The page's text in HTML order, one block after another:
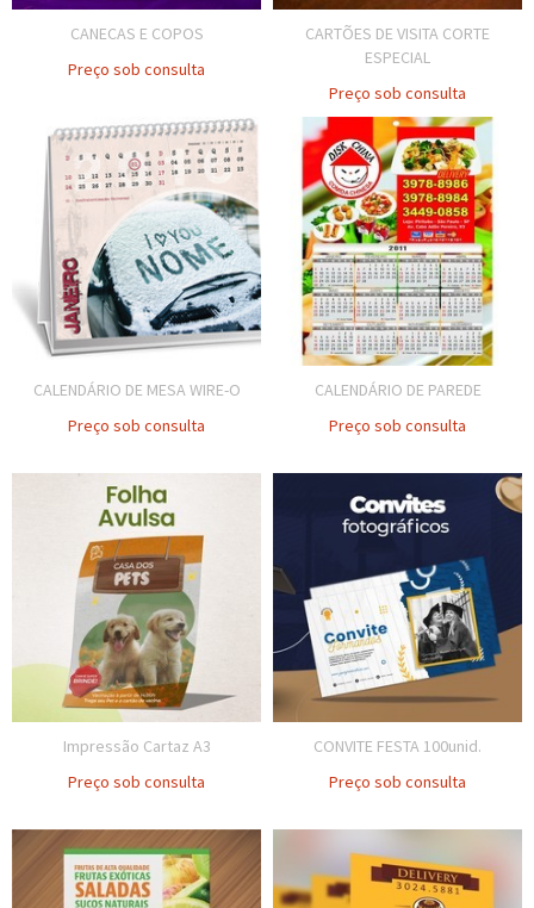
CANECAS E COPOS
Preço sob consulta
CARTÕES DE VISITA CORTE
ESPECIAL
Preço sob consulta
CALENDÁRIO DE MESA WIRE-O
Preço sob consulta
CALENDÁRIO DE PAREDE
Preço sob consulta
Impressão Cartaz A3
Preço sob consulta
CONVITE FESTA 100unid.
Preço sob consulta